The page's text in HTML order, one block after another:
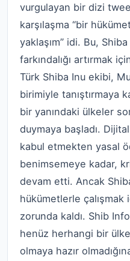
vurgulayan bir dizi
karşılaşma “bir
yaklaşım” idi. Bu,
farkındalığı artırmak
Türk Shiba Inu ekibi,
birimiyle tanıştırmaya
bir yanındaki ülkeler
duymaya başladı.
kabul etmekten yasal
benimsemeye kadar,
devam etti. Ancak
hükümetlerle
zorunda kaldı. Shib
henüz herhangi bir
olmaya hazır